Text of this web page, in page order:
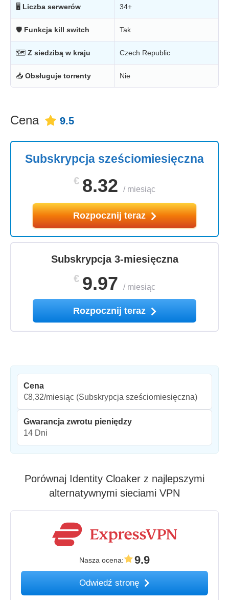
🖥 Liczba serwerów 34+
🛡 Funkcja kill switch Tak
🗺 Z siedzibą w kraju Czech Republic
📥 Obsługuje torrenty Nie
Cena 9.5
Subskrypcja sześciomiesięczna
€ 8.32 / miesiąc
Rozpocznij teraz
Subskrypcja 3-miesięczna
€ 9.97 / miesiąc
Rozpocznij teraz
Cena
€8,32/miesiąc (Subskrypcja sześciomiesięczna)
Gwarancja zwrotu pieniędzy
14 Dni
Porównaj Identity Cloaker z najlepszymi
alternatywnymi sieciami VPN
Nasza ocena: 9.9
Odwiedź stronę